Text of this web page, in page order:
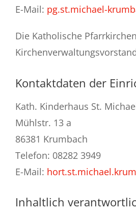
E-Mail: pg.st.michael-
Die Katholische
Kontaktdaten der
Kath. Kinderhaus St.
Mühlstr. 13 a
86381 Krumbach
Telefon: 08282 3949
E-Mail:
Inhaltlich